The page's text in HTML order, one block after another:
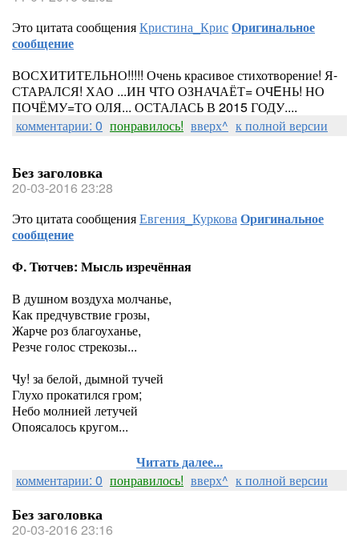
Это цитата сообщенияКристина_КрисОригинальное
сообщение
ВОСХИТИТЕЛЬНО!!!!! Очень красивое стихотворение! Я-
СТАРАЛСЯ! ХАО ...ИН ЧТО ОЗНАЧАЁТ= ОЧEНЬ! НО
ПОЧЁМУ=ТО ОЛЯ... ОСТАЛАСЬ В 2015 ГОДУ....
комментарии: 0 понравилось! вверх^ к полной версии
Без заголовка
20-03-2016 23:28
Это цитата сообщенияЕвгения_КурковаОригинальное
сообщение
Ф. Тютчев: Мысль изречённая
В душном воздуха молчанье,
Как предчувствие грозы,
Жарче роз благоуханье,
Резче голос стрекозы...
Чу! за белой, дымной тучей
Глухо прокатился гром;
Небо молнией летучей
Опоясалось кругом...
Читать далее...
комментарии: 0 понравилось! вверх^ к полной версии
Без заголовка
20-03-2016 23:16